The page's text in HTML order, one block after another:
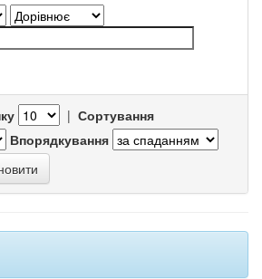
| Сортування
Впорядкування